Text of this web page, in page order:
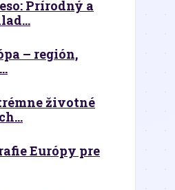
Prírodný a
– región,
životné
Európy pre